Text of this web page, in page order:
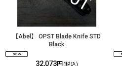
【Abel】 OPST Blade Knife STD
Black
32,073円 (税込)